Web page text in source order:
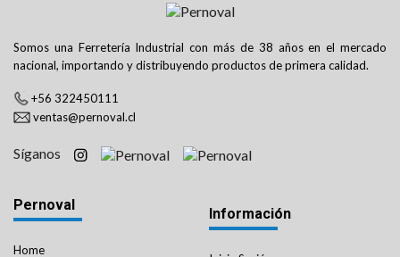
Somos una Ferretería Industrial con más de 38 años en el mercado
nacional, importando y distribuyendo productos de primera calidad.
+56 322450111
ventas@pernoval.cl
Síganos
Pernoval
Home
Información